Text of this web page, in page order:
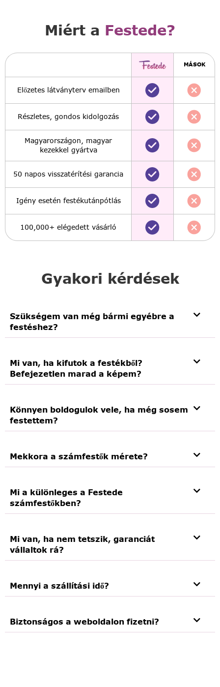
Gyakori kérdések
Szükségem van még bármi egyébre a
festéshez?
Mi van, ha kifutok a festékből?
Befejezetlen marad a képem?
Könnyen boldogulok vele, ha még sosem
festettem?
Mekkora a számfestők mérete?
Mi a különleges a Festede
számfestőkben?
Mi van, ha nem tetszik, garanciát
vállaltok rá?
Mennyi a szállítási idő?
Biztonságos a weboldalon fizetni?
Miért a Festede?
MÁSOK
Előzetes látványterv emailben
Részletes, gondos kidolgozás
Magyarországon, magyar
kezekkel gyártva
50 napos visszatérítési garancia
Igény esetén festékutánpótlás
100,000+ elégedett vásárló